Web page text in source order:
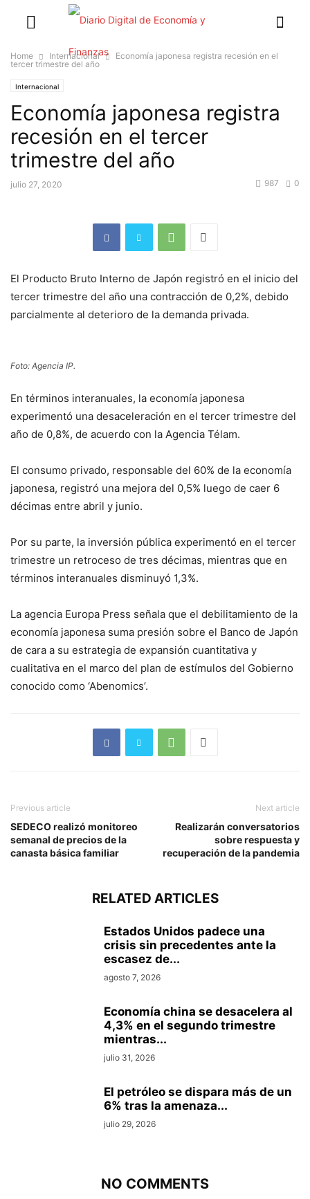
Home Internacional
Economía japonesa registra recesión en el
tercer trimestre del año
Internacional
Economía japonesa registra
recesión en el tercer
trimestre del año
julio 27, 2020 0
987
El Producto Bruto Interno de Japón registró en el inicio del
tercer trimestre del año una contracción de 0,2%, debido
parcialmente al deterioro de la demanda privada.
Foto: Agencia IP.
En términos interanuales, la economía japonesa
experimentó una desaceleración en el tercer trimestre del
año de 0,8%, de acuerdo con la Agencia Télam.
El consumo privado, responsable del 60% de la economía
japonesa, registró una mejora del 0,5% luego de caer 6
décimas entre abril y junio.
Por su parte, la inversión pública experimentó en el tercer
trimestre un retroceso de tres décimas, mientras que en
términos interanuales disminuyó 1,3%.
La agencia Europa Press señala que el debilitamiento de la
economía japonesa suma presión sobre el Banco de Japón
de cara a su estrategia de expansión cuantitativa y
cualitativa en el marco del plan de estímulos del Gobierno
conocido como ‘Abenomics’.
Previous article
SEDECO realizó monitoreo
semanal de precios de la
canasta básica familiar
Next article
Realizarán conversatorios
sobre respuesta y
recuperación de la pandemia
RELATED ARTICLES
Estados Unidos padece una
crisis sin precedentes ante la
escasez de...
agosto 7, 2026
Economía china se desacelera al
4,3% en el segundo trimestre
mientras...
julio 31, 2026
El petróleo se dispara más de un
6% tras la amenaza...
julio 29, 2026
NO COMMENTS